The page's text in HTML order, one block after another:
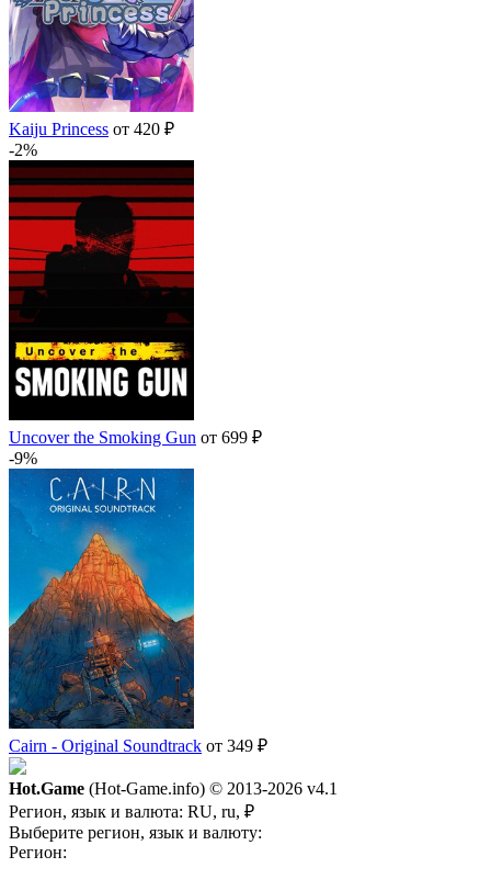
Kaiju Princess от 420 ₽
-2%
Uncover the Smoking Gun от 699 ₽
-9%
Cairn - Original Soundtrack от 349 ₽
Hot.Game (Hot-Game.info) © 2013-2026 v4.1
Регион, язык и валюта: RU, ru, ₽
Выберите регион, язык и валюту:
Регион: